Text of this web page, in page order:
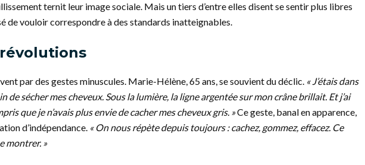
ternit leur image sociale. Mais un tiers d’entre elles disent se sentir plus libres
de vouloir correspondre à des standards inatteignables.
par des gestes minuscules. Marie-Hélène, 65 ans, se souvient du déclic. « J’étais dans
de sécher mes cheveux. Sous la lumière, la ligne argentée sur mon crâne brillait. Et j’ai
que je n’avais plus envie de cacher mes cheveux gris. »Ce geste, banal en apparence,
d’indépendance. « On nous répète depuis toujours : cachez, gommez, effacez. Ce
montrer. »